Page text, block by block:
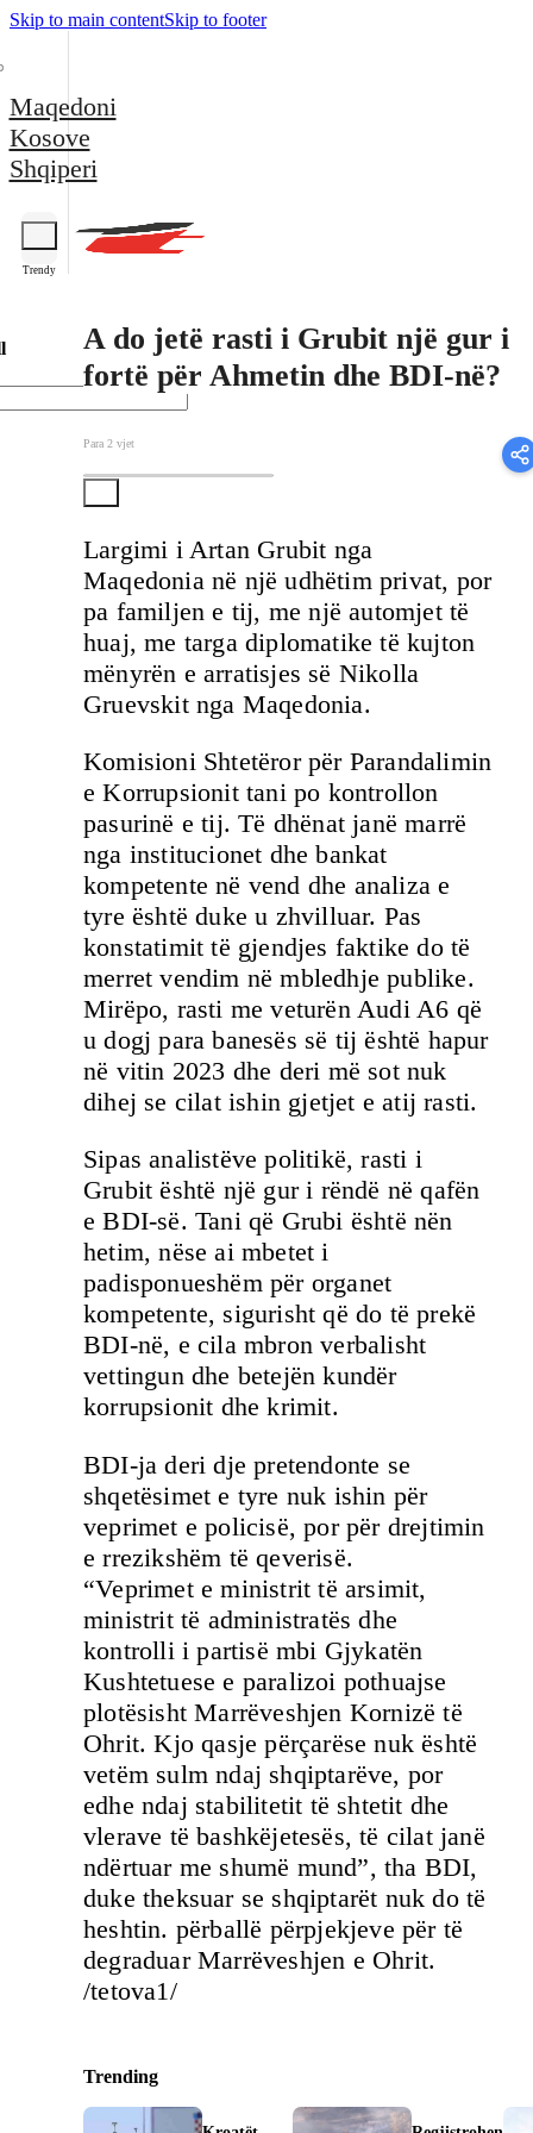
Skip to main contentSkip to footer
Maqedoni
Kosove
Shqiperi
Trendy
A do jetë rasti i Grubit një gur i
fortë për Ahmetin dhe BDI-në?
Para 2 vjet
Largimi i Artan Grubit nga
Maqedonia në një udhëtim privat, por
pa familjen e tij, me një automjet të
huaj, me targa diplomatike të kujton
mënyrën e arratisjes së Nikolla
Gruevskit nga Maqedonia.
Komisioni Shtetëror për Parandalimin
e Korrupsionit tani po kontrollon
pasurinë e tij. Të dhënat janë marrë
nga institucionet dhe bankat
kompetente në vend dhe analiza e
tyre është duke u zhvilluar. Pas
konstatimit të gjendjes faktike do të
merret vendim në mbledhje publike.
Mirëpo, rasti me veturën Audi A6 që
u dogj para banesës së tij është hapur
në vitin 2023 dhe deri më sot nuk
dihej se cilat ishin gjetjet e atij rasti.
Sipas analistëve politikë, rasti i
Grubit është një gur i rëndë në qafën
e BDI-së. Tani që Grubi është nën
hetim, nëse ai mbetet i
padisponueshëm për organet
kompetente, sigurisht që do të prekë
BDI-në, e cila mbron verbalisht
vettingun dhe betejën kundër
korrupsionit dhe krimit.
BDI-ja deri dje pretendonte se
shqetësimet e tyre nuk ishin për
veprimet e policisë, por për drejtimin
e rrezikshëm të qeverisë.
“Veprimet e ministrit të arsimit,
ministrit të administratës dhe
kontrolli i partisë mbi Gjykatën
Kushtetuese e paralizoi pothuajse
plotësisht Marrëveshjen Kornizë të
Ohrit. Kjo qasje përçarëse nuk është
vetëm sulm ndaj shqiptarëve, por
edhe ndaj stabilitetit të shtetit dhe
vlerave të bashkëjetesës, të cilat janë
ndërtuar me shumë mund”, tha BDI,
duke theksuar se shqiptarët nuk do të
heshtin. përballë përpjekjeve për të
degraduar Marrëveshjen e Ohrit.
/tetova1/
Trending